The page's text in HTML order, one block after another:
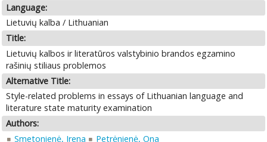
Language:
Lietuvių kalba / Lithuanian
Title:
Lietuvių kalbos ir literatūros valstybinio brandos egzamino
rašinių stiliaus problemos
Alternative Title:
Style-related problems in essays of Lithuanian language and
literature state maturity examination
Authors:
Smetonienė, Irena
Petrėnienė, Ona